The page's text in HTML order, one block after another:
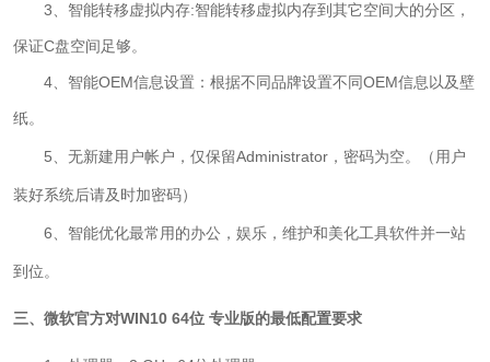
3、智能转移虚拟内存:智能转移虚拟内存到其它空间大的分区，
保证C盘空间足够。
4、智能OEM信息设置：根据不同品牌设置不同OEM信息以及壁
纸。
5、无新建用户帐户，仅保留Administrator，密码为空。（用户
装好系统后请及时加密码）
6、 智能优化最常用的办公，娱乐，维护和美化工具软件并一站
到位。
三、微软官方对WIN10 64位 专业版的最低配置要求